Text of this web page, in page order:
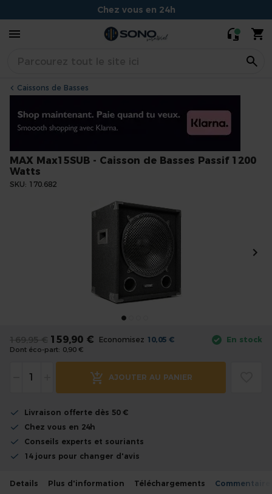
Conseils experts et souriants
Situé à Dijon
Caissons de Basses
Basses
Passif 1200
169,95 €
MAX Max15SUB - Caisson de Basses Passif 1200
Watts
SKU 170.682
159,90 €
169,95 € Economisez 10,05 €
Dont éco-part: 0,90 €
AJOUTER AU PANIER
En stock
Livraison offerte dès 50 €
Chez vous en 24h
Conseils experts et souriants
14 jours pour changer d'avis
the
beginning
gallery
Details Plus d'information Téléchargements